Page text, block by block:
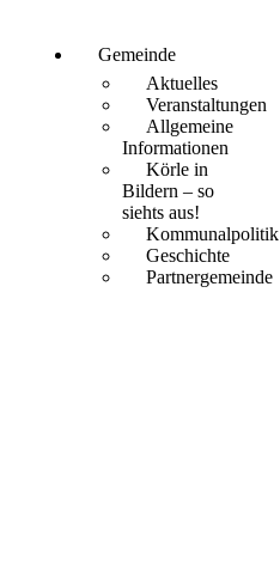
Gemeinde
Aktuelles
Veranstaltungen
Allgemeine
Informationen
Körle in
Bildern – so
siehts aus!
Kommunalpolitik
Geschichte
Partnergemeinde